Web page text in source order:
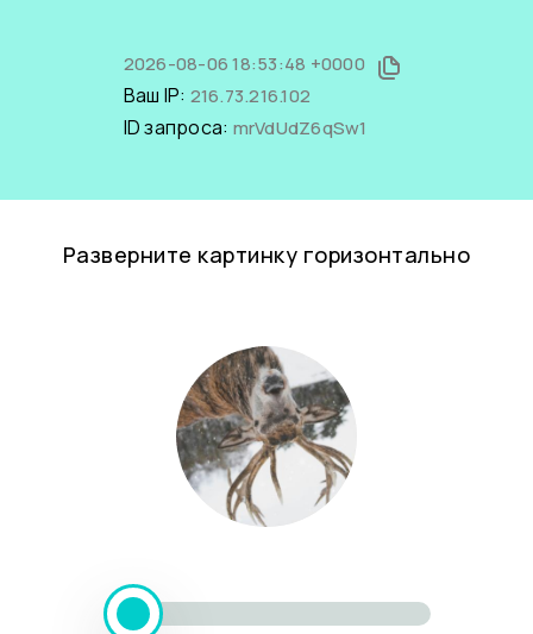
2026-08-06 18:53:48 +0000
Ваш IP: 216.73.216.102
ID запроса: mrVdUdZ6qSw1
Разверните картинку горизонтально